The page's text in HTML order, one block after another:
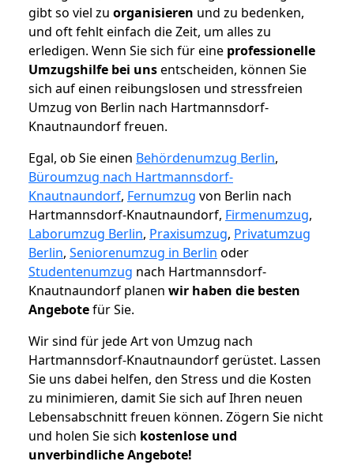
gibt so viel zu organisieren und zu bedenken,
und oft fehlt einfach die Zeit, um alles zu
erledigen. Wenn Sie sich für eine professionelle
Umzugshilfe bei unsentscheiden, können Sie
sich auf einen reibungslosen und stressfreien
Umzug von Berlin nach Hartmannsdorf-
Knautnaundorf freuen.
Egal, ob Sie einen Behördenumzug Berlin,
Büroumzug nach Hartmannsdorf-
Knautnaundorf, Fernumzug von Berlin nach
Hartmannsdorf-Knautnaundorf, Firmenumzug,
Laborumzug Berlin, Praxisumzug, Privatumzug
Berlin, Seniorenumzug in Berlin oder
Studentenumzug nach Hartmannsdorf-
Knautnaundorf planen wir haben die besten
Angebotefür Sie.
Wir sind für jede Art von Umzug nach
Hartmannsdorf-Knautnaundorf gerüstet. Lassen
Sie uns dabei helfen, den Stress und die Kosten
zu minimieren, damit Sie sich auf Ihren neuen
Lebensabschnitt freuen können. Zögern Sie nicht
und holen Sie sich kostenlose und
unverbindliche Angebote!